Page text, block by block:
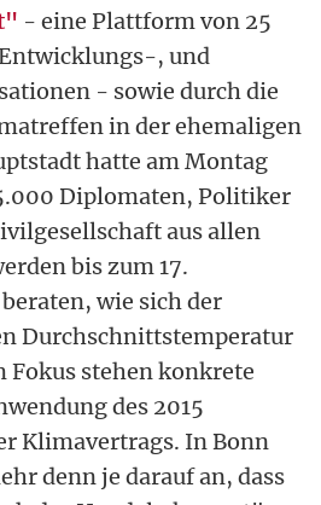
- eine Plattform von 25
, und
- sowie durch die
in der ehemaligen
hatte am Montag
Diplomaten, Politiker
aus allen
bis zum 17.
wie sich der
Durchschnittstemperatur
Fokus stehen konkrete
des 2015
Klimavertrags. In Bonn
denn je darauf an, dass